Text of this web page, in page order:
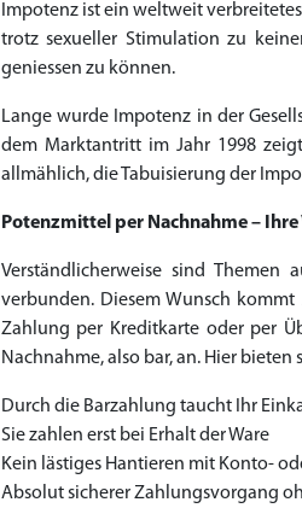
Impotenz ist ein weltweit
trotz sexueller Stimulation zu
geniessen zu können.
Lange wurde Impotenz in der
dem Marktantritt im Jahr 1998
allmählich, die Tabuisierung der
Potenzmittel per Nachnahme – Ihre
Verständlicherweise sind Themen
verbunden. Diesem Wunsch
Zahlung per Kreditkarte oder per
Nachnahme, also bar, an. Hier bieten
Durch die Barzahlung taucht Ihr
Sie zahlen erst bei Erhalt der Ware
Kein lästiges Hantieren mit Konto-
Absolut sicherer Zahlungsvorgang